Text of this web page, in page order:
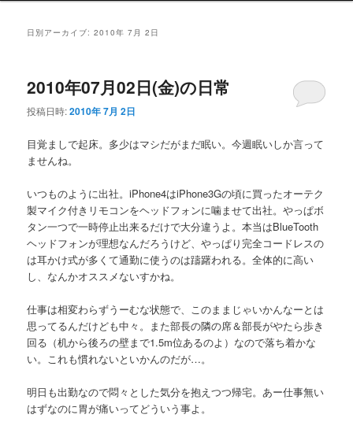
日別アーカイブ:2010年 7月 2日
2010年07月02日(金)の日常
投稿日時:2010年 7月 2日
目覚ましで起床。多少はマシだがまだ眠い。今週眠いしか言って
ませんね。
いつものように出社。iPhone4はiPhone3Gの頃に買ったオーテク
製マイク付きリモコンをヘッドフォンに噛ませて出社。やっぱボ
タン一つで一時停止出来るだけで大分違うよ。本当はBlueTooth
ヘッドフォンが理想なんだろうけど、やっぱり完全コードレスの
は耳かけ式が多くて通勤に使うのは躊躇われる。全体的に高い
し、なんかオススメないすかね。
仕事は相変わらずうーむな状態で、このままじゃいかんなーとは
思ってるんだけども中々。また部長の隣の席＆部長がやたら歩き
回る（机から後ろの壁まで1.5m位あるのよ）なので落ち着かな
い。これも慣れないといかんのだが…。
明日も出勤なので悶々とした気分を抱えつつ帰宅。あー仕事無い
はずなのに胃が痛いってどういう事よ。